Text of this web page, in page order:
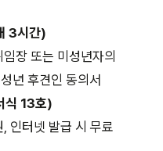
3시간)
장 또는 미성년자의
년 후견인 동의서
식 13호)
인터넷 발급 시 무료